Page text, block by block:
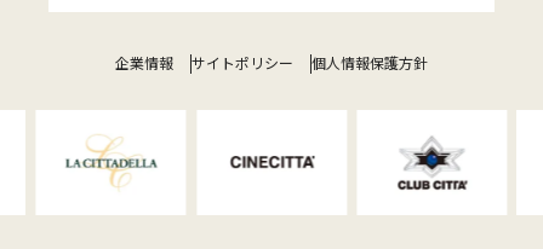
企業情報 サイトポリシー 個人情報保護方針